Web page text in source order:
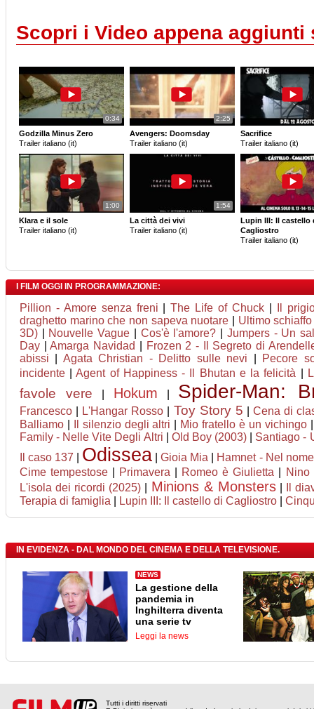
Scopri i Video appena aggiunti
0:34
Godzilla Minus Zero
Trailer italiano (it)
2:25
Avengers: Doomsday
Trailer italiano (it)
Sacrifice
Trailer italiano (it)
1:00
Klara e il sole
Trailer italiano (it)
1:54
La città dei vivi
Trailer italiano (it)
Lupin III: Il castello
Cagliostro
Trailer italiano (it)
I FILM OGGI IN PROGRAMMAZIONE:
Pillion - Amore senza freni |The Life of Chuck|
Il
draghetto marino che non sapeva nuotare
Ultimo schiaffo
3D)
Nouvelle Vague Cos'è l'amore?
Jumpers - Un
Day |Amarga Navidad
Frozen 2 - Il Segreto di
abissi
Agata Christian - Delitto sulle nevi
Pecore
incidente |Agent of Happiness - Il Bhutan e la felicità
favole vere Hokum Spider-Man:
Francesco L'Hangar Rosso Toy Story 5 |Cena di
Balliamo
Il silenzio degli altri Mio fratello è un vichingo
Family - Nelle Vite Degli Altri
Old Boy (2003)
Santiago -
Il caso 137
Odissea |Gioia Mia
Hamnet - Nel
Cime tempestose
Primavera Romeo è Giulietta Nino
L'isola dei ricordi (2025)
Minions & Monsters|
Il
Terapia di famiglia
Lupin III: Il castello di Cagliostro
IN EVIDENZA - DAL MONDO DEL CINEMA E DELLA TELEVISIONE.
NEWS
La gestione della
pandemia in
Inghilterra diventa
una serie tv
Leggi la news
Tutti i diritti riservati